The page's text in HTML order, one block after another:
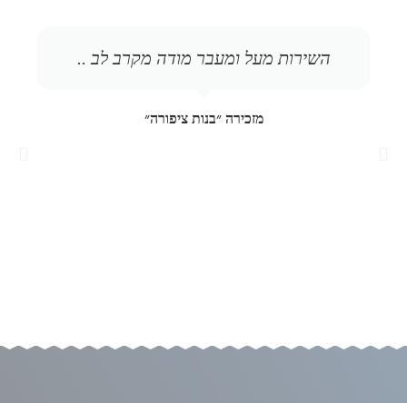
השירות מעל ומעבר מודה מקרב לב ..
מזכירה ״בנות ציפורה״